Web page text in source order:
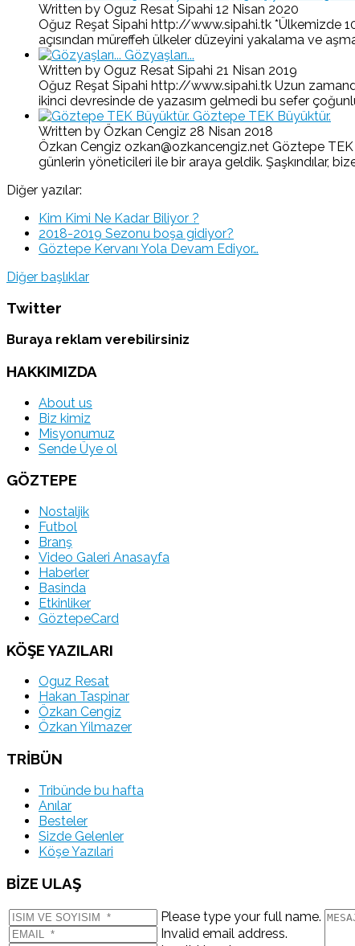
Written by Oguz Resat Sipahi 12 Nisan 2020
Oğuz Reşat Sipahi http://www.sipahi.tk *Ülkemizde
açısından müreffeh ülkeler düzeyini yakalama ve
Gözyaşları...
Written by Oguz Resat Sipahi 21 Nisan 2019
Oğuz Reşat Sipahi http://www.sipahi.tk Uzun
ikinci devresinde de yazasım gelmedi bu sefer
Göztepe TEK Büyüktür.
Written by Özkan Cengiz 28 Nisan 2018
Özkan Cengiz ozkan@ozkancengiz.net Göztepe
günlerin yöneticileri ile bir araya geldik. Şaşkındılar,
Diğer yazılar:
Kim Kimi Ne Kadar Biliyor ?
2018-2019 Sezonu boşa gidiyor?
Göztepe Kervanı Yola Devam Ediyor…
Diğer başlıklar
Twitter
Buraya reklam verebilirsiniz
HAKKIMIZDA
About us
Biz kimiz
Misyonumuz
Sende Üye ol
GÖZTEPE
Nostaljik
Futbol
Branş
Video Galeri Anasayfa
Haberler
Basinda
Etkinliker
GöztepeCard
KÖŞE YAZILARI
Oguz Resat
Hakan Taspinar
Özkan Cengiz
Özkan Yilmazer
TRİBÜN
Tribünde bu hafta
Anılar
Besteler
Sizde Gelenler
Köşe Yazılari
BİZE ULAŞ
Please type your full name.
Invalid email address.